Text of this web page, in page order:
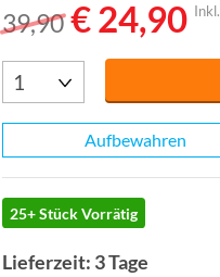
39,90 € 24,90
Aufbewahren
25+ Stück Vorrätig
Lieferzeit: 3 Tage